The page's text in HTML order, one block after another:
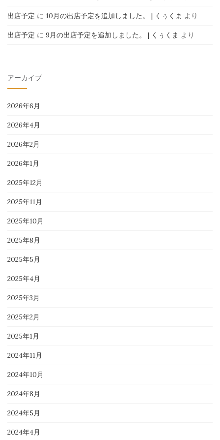
出店予定 に 10月の出店予定を追加しました。 | くぅくま より
出店予定 に 9月の出店予定を追加しました。 | くぅくま より
アーカイブ
2026年6月
2026年4月
2026年2月
2026年1月
2025年12月
2025年11月
2025年10月
2025年8月
2025年5月
2025年4月
2025年3月
2025年2月
2025年1月
2024年11月
2024年10月
2024年8月
2024年5月
2024年4月